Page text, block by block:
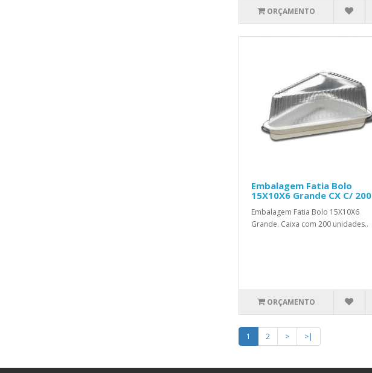
ORÇAMENTO
Embalagem Fatia Bolo
15X10X6 Grande CX C/ 200
Embalagem Fatia Bolo 15X10X6
Grande. Caixa com 200 unidades..
ORÇAMENTO
1 2 > >|